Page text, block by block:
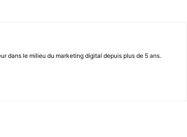
dans le milieu du marketing digital depuis plus de 5 ans.